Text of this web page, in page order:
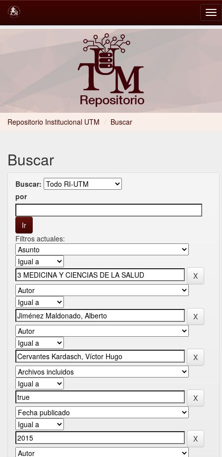
Repositorio Institucional UTM / Buscar
Buscar
Buscar:
por
Filtros actuales: